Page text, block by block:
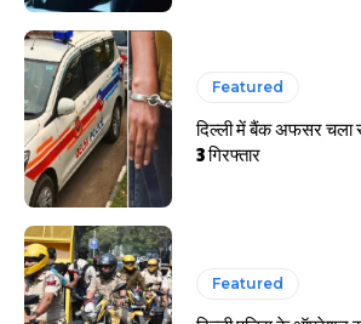
Featured
दिल्ली में बैंक अफसर चला
3 गिरफ्तार
Featured